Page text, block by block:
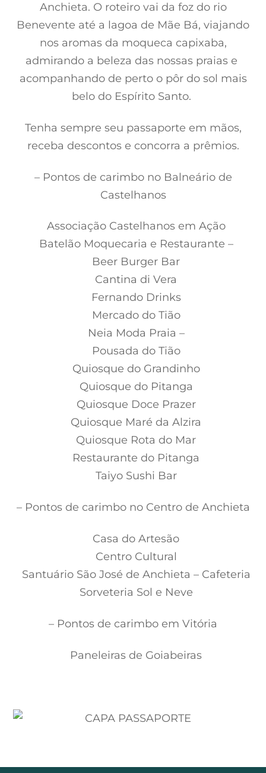
Anchieta. O roteiro vai da foz do rio
Benevente até a lagoa de Mãe Bá, viajando
nos aromas da moqueca capixaba,
admirando a beleza das nossas praias e
acompanhando de perto o pôr do sol mais
belo do Espírito Santo.
Tenha sempre seu passaporte em mãos,
receba descontos e concorra a prêmios.
– Pontos de carimbo no Balneário de
Castelhanos
Associação Castelhanos em Ação
Batelão Moquecaria e Restaurante –
Beer Burger Bar
Cantina di Vera
Fernando Drinks
Mercado do Tião
Neia Moda Praia –
Pousada do Tião
Quiosque do Grandinho
Quiosque do Pitanga
Quiosque Doce Prazer
Quiosque Maré da Alzira
Quiosque Rota do Mar
Restaurante do Pitanga
Taiyo Sushi Bar
– Pontos de carimbo no Centro de Anchieta
Casa do Artesão
Centro Cultural
Santuário São José de Anchieta – Cafeteria
Sorveteria Sol e Neve
– Pontos de carimbo em Vitória
Paneleiras de Goiabeiras